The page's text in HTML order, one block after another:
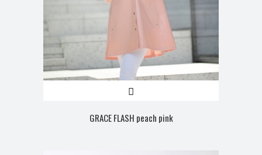
GRACE FLASH peach pink